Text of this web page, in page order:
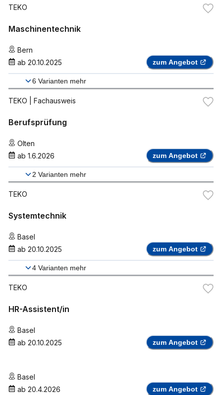
TEKO
Maschinentechnik
Bern
ab 20.10.2025 zum Angebot
6 Varianten mehr
TEKO | Fachausweis
Berufsprüfung
Olten
ab 1.6.2026 zum Angebot
2 Varianten mehr
TEKO
Systemtechnik
Basel
ab 20.10.2025 zum Angebot
4 Varianten mehr
TEKO
HR-Assistent/in
Basel
ab 20.10.2025 zum Angebot
Basel
ab 20.4.2026 zum Angebot